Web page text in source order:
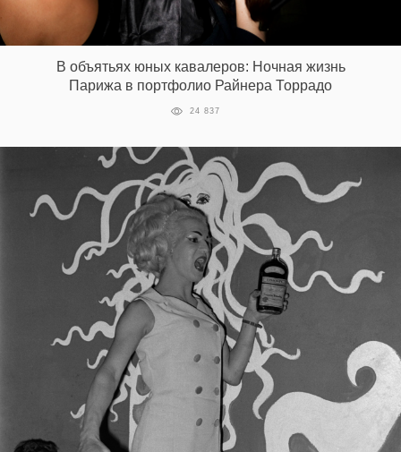
В объятьях юных кавалеров: Ночная жизнь
Парижа в портфолио Райнера Торрадо
24 837